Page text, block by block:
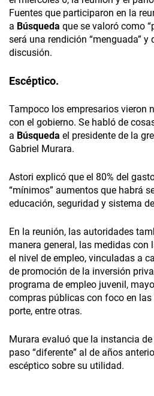
Fuentes que participaron en la
a Búsqueda que se valoró como
será una rendición “menguada” y
discusión.
Escéptico.
Tampoco los empresarios vieron
con el gobierno. Se habló de
a Búsqueda el presidente de la
Gabriel Murara.
Astori explicó que el 80% del
“mínimos” aumentos que habrá
educación, seguridad y sistema
En la reunión, las autoridades
manera general, las medidas con
el nivel de empleo, vinculadas a
de promoción de la inversión
programa de empleo juvenil,
compras públicas con foco en las
porte, entre otras.
Murara evaluó que la instancia
paso “diferente” al de años
escéptico sobre su utilidad.